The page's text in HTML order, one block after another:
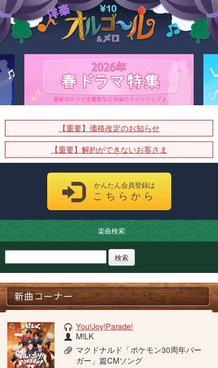
【重要】価格改定のお知らせ
【重要】解約ができないお客さま
かんたん会員登録は
こちらから
楽曲検索
検索
You!Joy!Parade!
M!LK
マクドナルド「ポケモン30周年バー
ガー」篇CMソング